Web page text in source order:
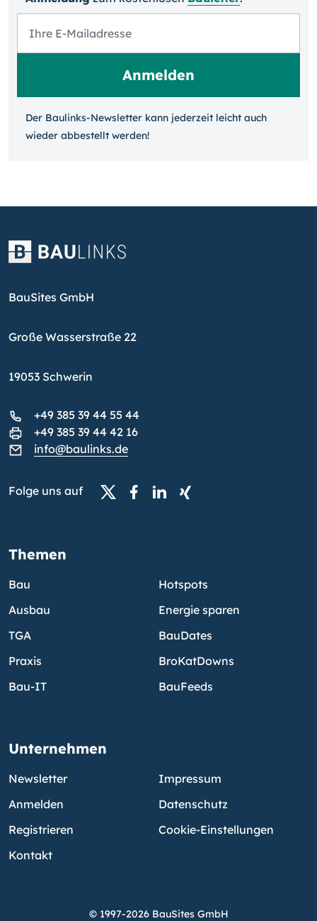
Der Baulinks-Newsletter kann jeder­zeit leicht auch
wieder ab­bestellt werden!
BauSites GmbH
Große Wasserstraße 22
19053 Schwerin
+49 385 39 44 55 44
+49 385 39 44 42 16
info@baulinks.de
Folge uns auf
Themen
Bau
Ausbau
TGA
Praxis
Bau-IT
Hotspots
Energie sparen
BauDates
BroKatDowns
BauFeeds
Unternehmen
Newsletter
Anmelden
Registrieren
Kontakt
Impressum
Datenschutz
Cookie-Einstellungen
© 1997-2026 BauSites GmbH